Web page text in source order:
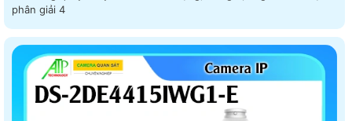
phân giải 4